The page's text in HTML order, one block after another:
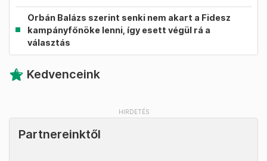
Orbán Balázs szerint senki nem akart a Fidesz
kampányfőnöke lenni, így esett végül rá a
választás
Kedvenceink
Partnereinktől